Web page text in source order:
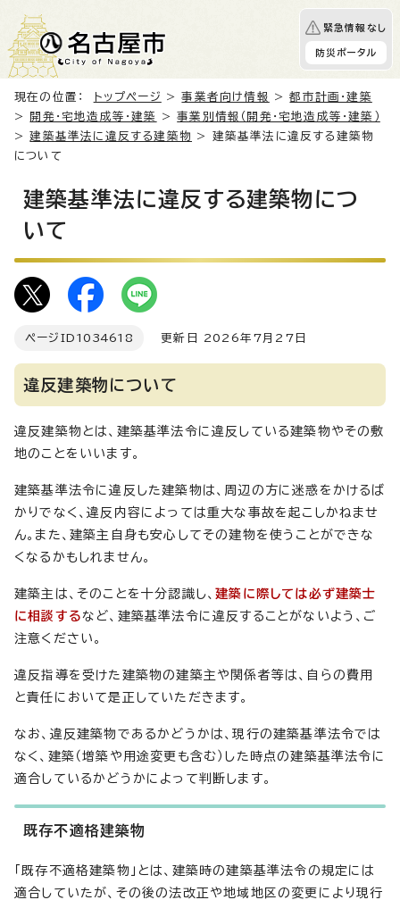
緊急情報なし
防災ポータル
現在の位置： トップページ >事業者向け情報 >都市計画・建築
>
開発・宅地造成等・建築 >事業別情報（開発・宅地造成等・建築）
>建築基準法に違反する建築物
> 建築基準法に違反する建築物
について
建築基準法に違反する建築物につ
いて
ページID 1034618 更新日 2026年7月27日
違反建築物について
違反建築物とは、建築基準法令に違反している建築物やその敷
地のことをいいます。
建築基準法令に違反した建築物は、周辺の方に迷惑をかけるば
かりでなく、違反内容によっては重大な事故を起こしかねませ
ん。また、建築主自身も安心してその建物を使うことができな
くなるかもしれません。
建築主は、そのことを十分認識し、建築に際しては必ず建築士
に相談するなど、建築基準法令に違反することがないよう、ご
注意ください。
違反指導を受けた建築物の建築主や関係者等は、自らの費用
と責任において是正していただきます。
なお、違反建築物であるかどうかは、現行の建築基準法令では
なく、建築（増築や用途変更も含む）した時点の建築基準法令に
適合しているかどうかによって判断します。
既存不適格建築物
「既存不適格建築物」とは、建築時の建築基準法令の規定には
適合していたが、その後の法改正や地域地区の変更により現行